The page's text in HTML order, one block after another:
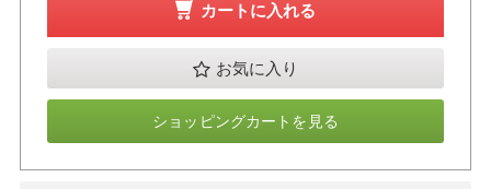
カートに入れる
お気に入り
ショッピングカートを見る